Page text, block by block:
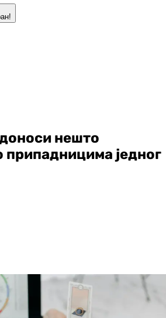
нешто
припадницима једног